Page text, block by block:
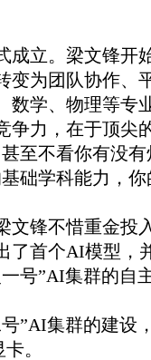
成立。梁文锋开
变为团队协作、
数学、物理等专
力，在于顶尖
至不看你有没
础学科能力，
锋不惜重金投
了首个AI模型，
号”AI集群的自
”AI集群的建设
。